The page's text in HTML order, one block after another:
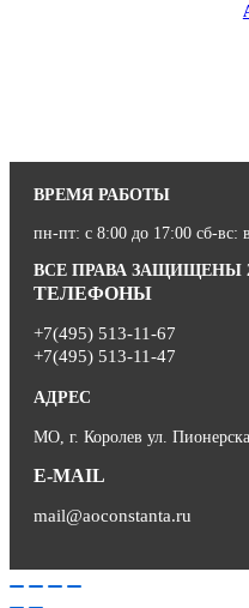
ВРЕМЯ РАБОТЫ
пн-пт: с 8:00 до 17:00 сб-вс:
ВСЕ ПРАВА ЗАЩИЩЕНЫ
ТЕЛЕФОНЫ
+7(495) 513-11-67
+7(495) 513-11-47
АДРЕС
МО, г. Королев ул.
E-MAIL
mail@aoconstanta.ru